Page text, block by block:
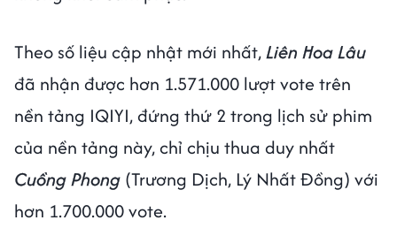
Theo số liệu cập nhật mới nhất,Liên Hoa Lâu
đã nhận được hơn 1.571.000 lượt vote trên
nền tảng IQIYI, đứng thứ 2 trong lịch sử phim
của nền tảng này, chỉ chịu thua duy nhất
Cuồng Phong (Trương Dịch, Lý Nhất Đồng) với
hơn 1.700.000 vote.